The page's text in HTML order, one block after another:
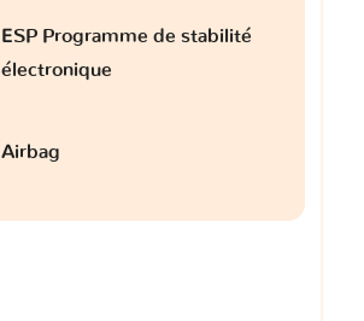
ESP Programme de stabilité
électronique
Airbag